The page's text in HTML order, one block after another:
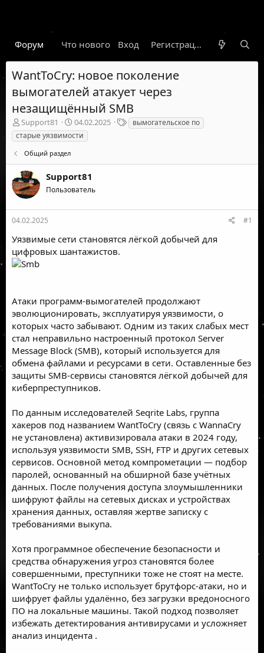
Форум Что нового Гарант Новости
Вход Регистрация
WantToCry: новое поколение
вымогателей атакует через
незащищённый SMB
А
в
т
о
р
т
е
м
Support81
Д
а
т
н
а
а
04.02.2025
Т
е
вымогательское по
старые уязвимости
Общий раздел
Support81
Пользователь
04.02.2025 #1
Уязвимые сети становятся лёгкой добычей для
цифровых шантажистов.
Атаки программ-вымогателей продолжают
эволюционировать, эксплуатируя уязвимости, о
которых часто забывают. Одним из таких слабых мест
стал неправильно настроенный протокол Server
Message Block (SMB), который используется для
обмена файлами и ресурсами в сети. Оставленные без
защиты SMB-сервисы становятся лёгкой добычей для
киберпреступников.
По данным исследователей Seqrite Labs, группа
хакеров под названием WantToCry (связь с WannaCry
не установлена) активизировала атаки в 2024 году,
используя уязвимости SMB, SSH, FTP и других сетевых
сервисов. Основной метод компрометации — подбор
паролей, основанный на обширной базе учётных
данных. После получения доступа злоумышленники
шифруют файлы на сетевых дисках и устройствах
хранения данных, оставляя жертве записку с
требованиями выкупа.
Хотя программное обеспечение безопасности и
средства обнаружения угроз становятся более
совершенными, преступники тоже не стоят на месте.
WantToCry не только использует брутфорс-атаки, но и
шифрует файлы удалённо, без загрузки вредоносного
ПО на локальные машины. Такой подход позволяет
избежать детектирования антивирусами и усложняет
анализ инцидента .